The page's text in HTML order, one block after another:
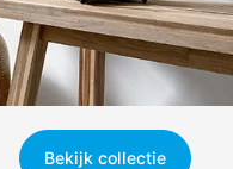
Bekijk collectie